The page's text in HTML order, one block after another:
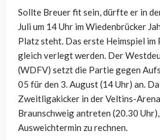
Sollte Breuer fit sein, dürfte er in
Juli um 14 Uhr im Wiedenbrücker
Platz steht. Das erste Heimspiel
gleich verlegt werden. Der
(WDFV) setzt die Partie gegen
05 für den 3. August (14 Uhr) an.
Zweitligakicker in der Veltins-
Braunschweig antreten (20.30
Ausweichtermin zu rechnen.